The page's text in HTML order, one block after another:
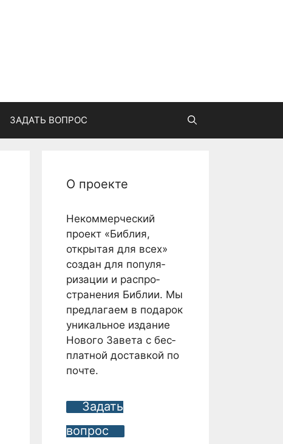
ЗАДАТЬ ВОПРОС
О проекте
Некоммерческий
проект «Библия,
открытая для всех»
создан для популя­
ризации и распро­
странения Библии. Мы
предлагаем в подарок
уникальное издание
Нового Завета с бес­
платной доставкой по
почте.
Задать
вопрос